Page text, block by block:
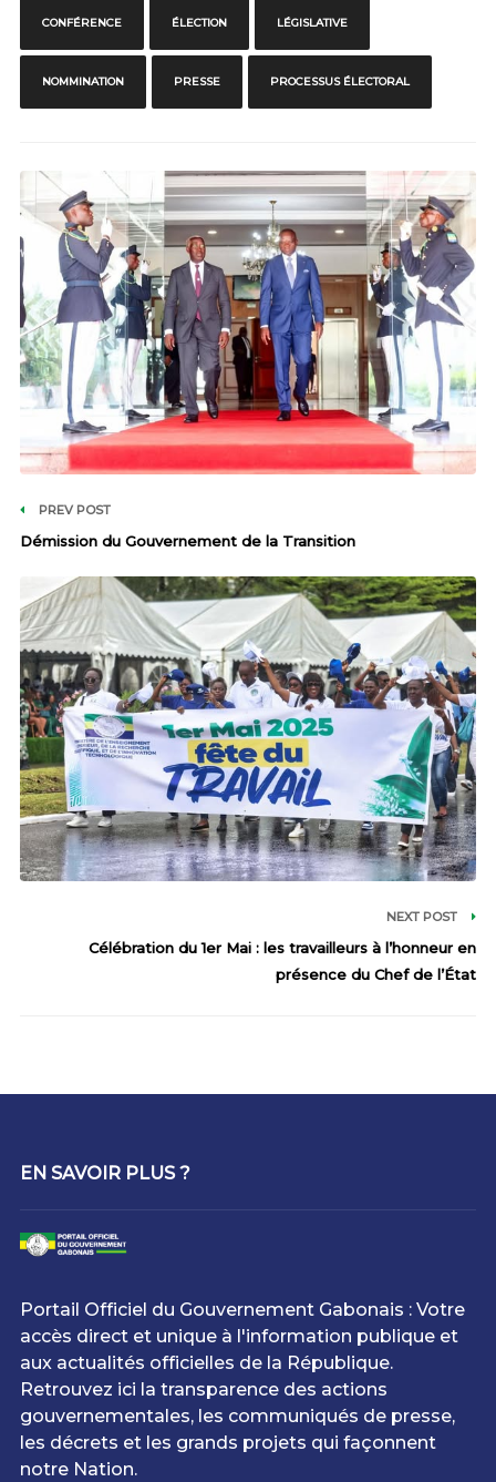
CONFÉRENCE ÉLECTION LÉGISLATIVE
NOMMINATION PRESSE PROCESSUS ÉLECTORAL
PREV POST
Démission du Gouvernement de la Transition
NEXT POST
Célébration du 1er Mai : les travailleurs à l’honneur en
présence du Chef de l’État
EN SAVOIR PLUS ?
Portail Officiel du Gouvernement Gabonais : Votre
accès direct et unique à l'information publique et
aux actualités officielles de la République.
Retrouvez ici la transparence des actions
gouvernementales, les communiqués de presse,
les décrets et les grands projets qui façonnent
notre Nation.